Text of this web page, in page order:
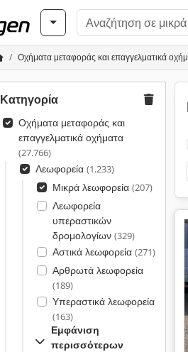
Οχήματα μεταφοράς και επαγγελματικά
Κατηγορία
Οχήματα μεταφοράς και
επαγγελματικά οχήματα
(27.766)
Λεωφορεία (1.233)
Μικρά λεωφορεία (207)
Λεωφορεία
υπεραστικών
δρομολογίων (329)
Αστικά λεωφορεία (271)
Αρθρωτά λεωφορεία
(189)
Υπεραστικά λεωφορεία
(163)
Εμφάνιση
περισσότερων